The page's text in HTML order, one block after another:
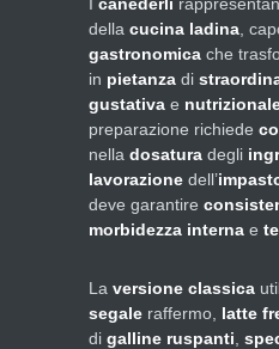
della cucina ladina ,
gastronomica che
in pietanza di
gustativa e
preparazione richiede
nella dosatura degli
lavorazione dell’
deve garantire
morbidezza interna e
La versione classica
segale raffermo, latte
di galline ruspanti